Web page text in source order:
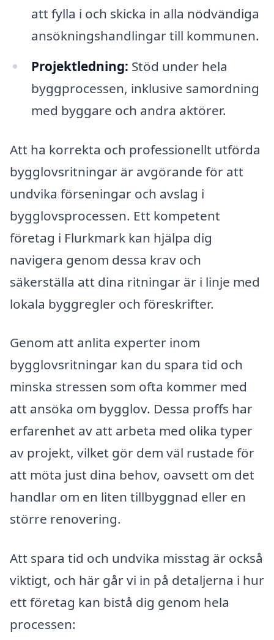
att fylla i och skicka in alla nödvändiga
ansökningshandlingar till kommunen.
Projektledning: Stöd under hela
byggprocessen, inklusive samordning
med byggare och andra aktörer.
Att ha korrekta och professionellt utförda
bygglovsritningar är avgörande för att
undvika förseningar och avslag i
bygglovsprocessen. Ett kompetent
företag i Flurkmark kan hjälpa dig
navigera genom dessa krav och
säkerställa att dina ritningar är i linje med
lokala byggregler och föreskrifter.
Genom att anlita experter inom
bygglovsritningar kan du spara tid och
minska stressen som ofta kommer med
att ansöka om bygglov. Dessa proffs har
erfarenhet av att arbeta med olika typer
av projekt, vilket gör dem väl rustade för
att möta just dina behov, oavsett om det
handlar om en liten tillbyggnad eller en
större renovering.
Att spara tid och undvika misstag är också
viktigt, och här går vi in på detaljerna i hur
ett företag kan bistå dig genom hela
processen: